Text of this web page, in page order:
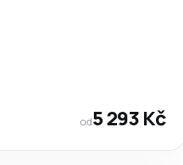
od5 293 Kč